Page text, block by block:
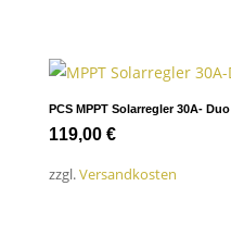
PCS MPPT Solarregler 30A- Duo
119,00 €
zzgl.Versandkosten